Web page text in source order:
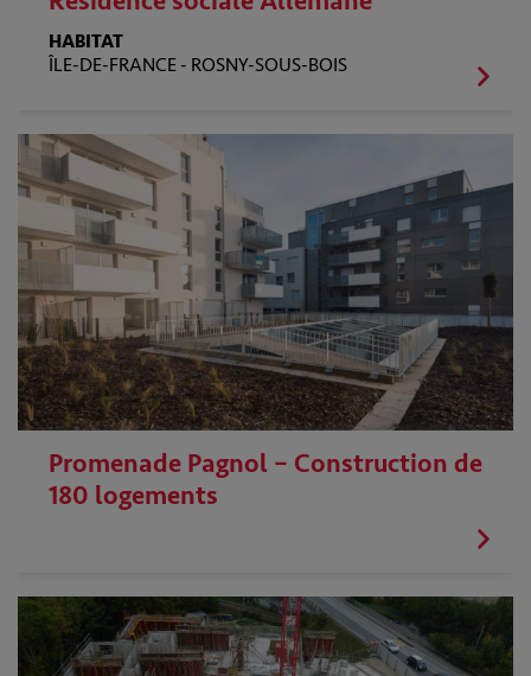
HABITAT
ÎLE-DE-FRANCE - ROSNY-SOUS-BOIS
Promenade Pagnol – Construction de
180 logements